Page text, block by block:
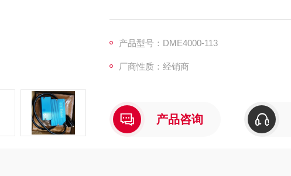
产品型号：DME4000-113
厂商性质：经销商
产品咨询